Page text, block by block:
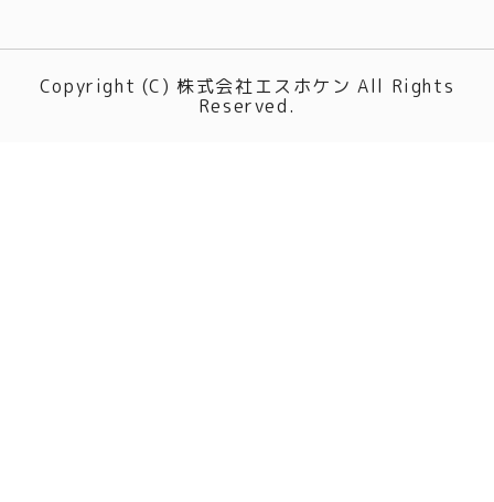
Copyright (C) 株式会社エスホケン All Rights
Reserved.